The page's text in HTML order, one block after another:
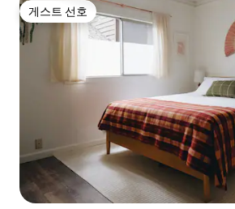
게스트 선호
게스트 선호